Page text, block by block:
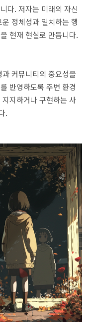
다. 저자는 미래의 자신
정체성과 일치하는 행
현재 현실로 만듭니다.
커뮤니티의 중요성을
반영하도록 주변 환경
지하거나 구현하는 사
.